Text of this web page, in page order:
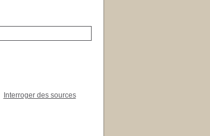
Interroger des sources